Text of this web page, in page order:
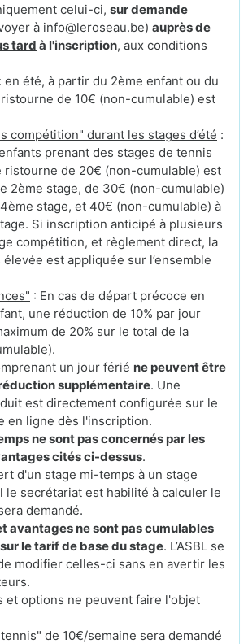
celui-ci, sur demande
à info@leroseau.be) auprès de
tard à l'inscription, aux conditions
: en été, à partir du 2ème enfant ou du
de 10€ (non-cumulable) est
compétition" durant les stages d’été :
prenant des stages de tennis
ristourne de 20€ (non-cumulable) est
2ème stage, de 30€ (non-cumulable)
stage, et 40€ (non-cumulable) à
Si inscription anticipé à plusieurs
compétition, et règlement direct, la
est appliquée sur l’ensemble
: En cas de départ précoce en
une réduction de 10% par jour
de 20% sur le total de la
un jour férié ne peuvent être
supplémentaire. Une
est directement configurée sur le
en ligne dès l'inscription.
ne sont pas concernés par les
cités ci-dessus.
d'un stage mi-temps à un stage
le secrétariat est habilité à calculer le
demandé.
avantages ne sont pas cumulables
le tarif de base du stage. L’ASBL se
modifier celles-ci sans en avertir les
et options ne peuvent faire l'objet
de 10€/semaine sera demandé